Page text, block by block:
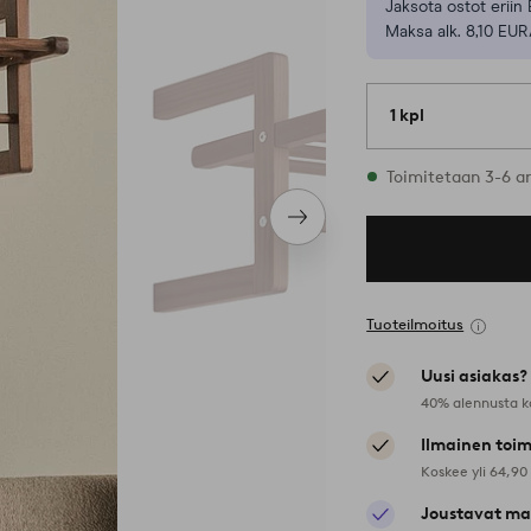
Seuraava
tuote
Jaksota ostot eriin
Maksa alk. 8,10
1 kpl
Varastossa
Toimitetaan 3-6
Tuoteilmoitus
Uusi asiakas?
40% alennusta
Ilmainen
Koskee yli
Joustavat